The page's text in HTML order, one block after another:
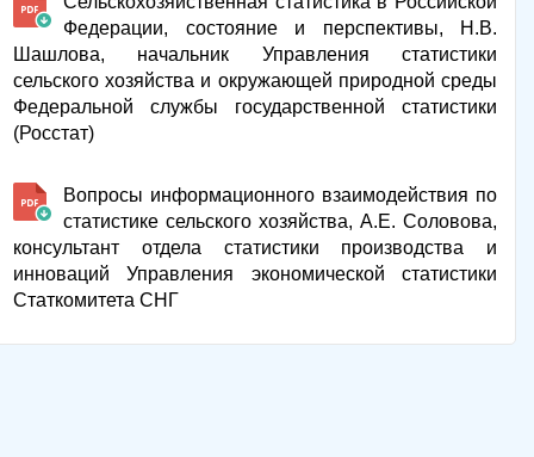
Федерации, состояние и перспективы, Н.В.
Шашлова, начальник Управления статистики
сельского хозяйства и окружающей природной среды
Федеральной службы государственной статистики
(Росстат)
Вопросы информационного взаимодействия по
статистике сельского хозяйства, А.Е. Соловова,
консультант отдела статистики производства и
инноваций Управления экономической статистики
Статкомитета СНГ